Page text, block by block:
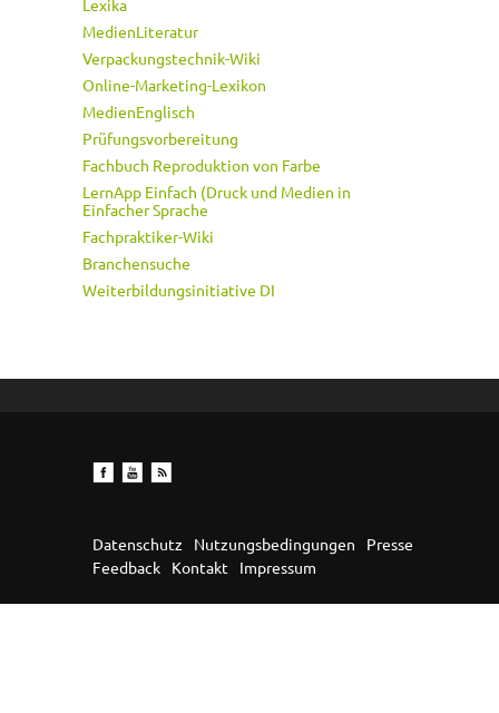
Lexika
MedienLiteratur
Verpackungstechnik-Wiki
Online-Marketing-Lexikon
MedienEnglisch
Prüfungsvorbereitung
Fachbuch Reproduktion von Farbe
LernApp Einfach (Druck und Medien in
Einfacher Sprache
Fachpraktiker-Wiki
Branchensuche
Weiterbildungsinitiative DI
Datenschutz Nutzungsbedingungen
Presse
Feedback
Kontakt Impressum